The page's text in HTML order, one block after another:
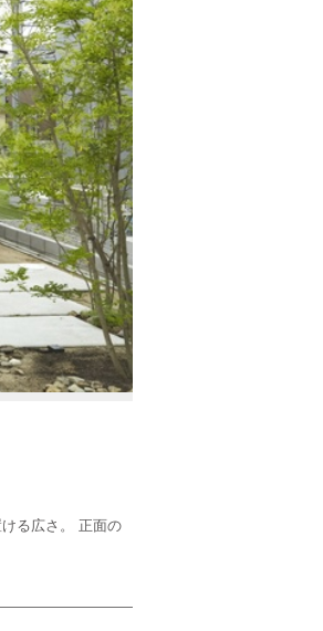
る広さ。 正面の